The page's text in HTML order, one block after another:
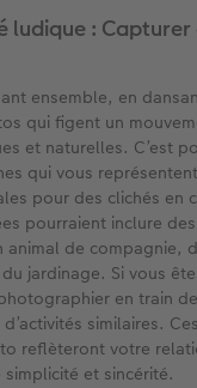
ludique :
ensemble, en
qui figent un
et naturelles. C’est
qui vous
pour des clichés en
pourraient inclure
animal de compagnie,
jardinage. Si vous
en train
similaires.
reflèteront votre
et sincérité.